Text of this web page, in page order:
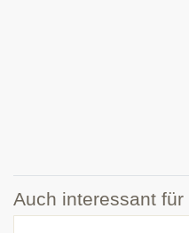
Auch interessant für